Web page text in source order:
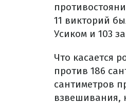
11 викторий
Усиком и 103
Что касается
против 186
сантиметров
взвешивания,